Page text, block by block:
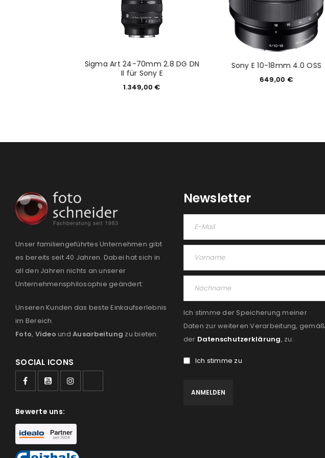
Sigma Art 24-70mm 2.8 DG DN
II für Sony E
1.349,00€
Sony E 10-18mm 4.0 OSS
649,00 €
Unser familiengeführtes Unternehmen gibt
es bereits seit 40 Jahren. Dabei hat sich in
all den Jahren nichts an unserer
Unternehmensphilosophie geändert:
Unseren Kunden das beste Einkaufserlebnis
im Bereich
Foto, Video und Ausarbeitung zu bieten.
SOCIAL ICONS
Bewerte uns:
Newsletter
Ich stimme der Speicherung meiner
Daten zur weiteren Verarbeitung, gemäß
der Datenschutzerklärung, zu:
Ich stimme zu